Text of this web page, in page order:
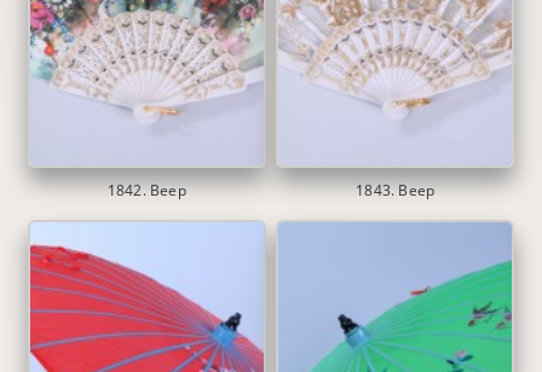
1842. Веер 1843. Веер